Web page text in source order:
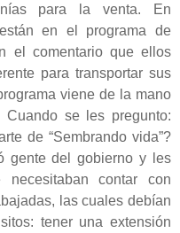
para la venta. En
en el programa de
el comentario que ellos
para transportar sus
viene de la mano
se les pregunto:
de “Sembrando vida”?
gente del gobierno y les
necesitaban contar con
las cuales debían
tener una extensión